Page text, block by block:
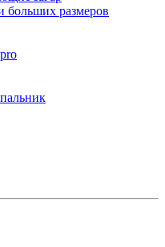
больших размеров